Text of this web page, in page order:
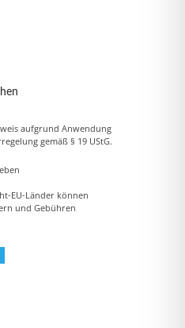
aufgrund Anwendung
gemäß § 19 UStG.
EU-Länder können
und Gebühren